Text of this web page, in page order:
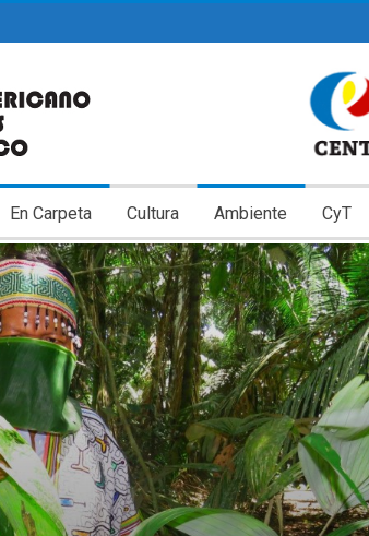
En Carpeta Cultura Ambiente CyT